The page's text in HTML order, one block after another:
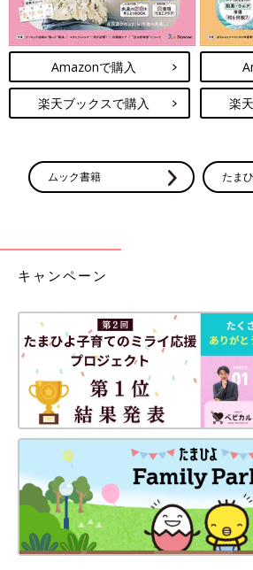
Amazonで購入
楽天ブックスで購入 楽
ムック書籍 たま
キャンペーン